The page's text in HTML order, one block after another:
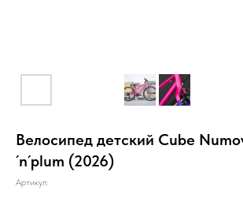
Велосипед детский Cube
´n´plum (2026)
Артикул: